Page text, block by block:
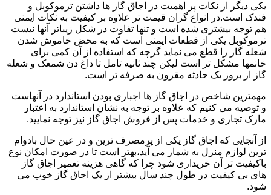
یکی دیگر از نکات پر اهمیت در اجاق گاز ها داشتن ترموکوبل و
فندک است.در انواع گران قیمت تر علاوه بر کیفیت به نکات ایمنی
هم توجه بیشتری شده است و تنها تفاوت در شکل زیباتر آنها نیست
ترموکوبل یکی از قطعات ایمنی است که به محض خاموش شدن
شعله گاز را قطع می نماید گرچه که استفاده از آن کمی برای
خانمها مشکل تر است لیکن چند ثانیه تامل تا داغ دن شمعک و شعله
گاز از بروز یک حادثه مقرون به صرفه تر است.
مهمترین شاخص در اجاق گاز ها اجباری بودن استاندارد در آنهاست
و توصیه می کنیم که علاوه بر توجه به نشان استاندارد به اعتبار
مارک تجاری و خدمات پس از فروش اجاق گاز نیز توجه نمایید.
از آنجایی که اجاق گاز یکی از پرمصرف ترین و در عین حال بادوام
ترین لوازم منزل به شمار می آید،بهتر است تا در صورت امکان نوع
باکیفیت تر آن خریداری شود چرا که گاهی هزینه تعمیر اجاق گاز
های بی کیفیت در طول چند سال بیشتر از یک اجاق گاز خوب می
شود.